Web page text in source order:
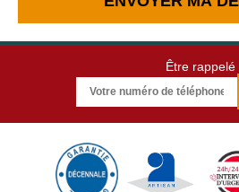
Être rappelé